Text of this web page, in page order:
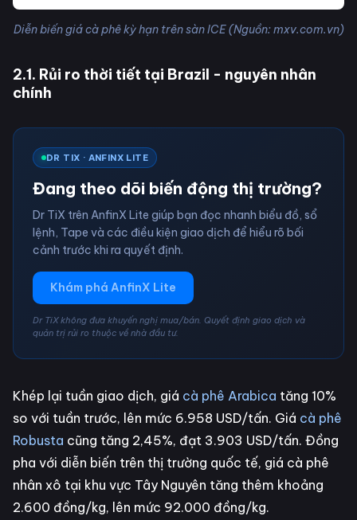
Diễn biến giá cà phê kỳ hạn trên sàn ICE (Nguồn: mxv.com.vn)
2.1. Rủi ro thời tiết tại Brazil - nguyên nhân
chính
DR TIX · ANFINX LITE
Đang theo dõi biến động thị trường?
Dr TiX trên AnfinX Lite giúp bạn đọc nhanh biểu đồ, sổ
lệnh, Tape và các điều kiện giao dịch để hiểu rõ bối
cảnh trước khi ra quyết định.
Khám phá AnfinX Lite
Dr TiX không đưa khuyến nghị mua/bán. Quyết định giao dịch và
quản trị rủi ro thuộc về nhà đầu tư.
Khép lại tuần giao dịch, giá cà phê Arabica tăng 10%
so với tuần trước, lên mức 6.958 USD/tấn. Giá cà phê
Robusta cũng tăng 2,45%, đạt 3.903 USD/tấn. Đồng
pha với diễn biến trên thị trường quốc tế, giá cà phê
nhân xô tại khu vực Tây Nguyên tăng thêm khoảng
2.600 đồng/kg, lên mức 92.000 đồng/kg.